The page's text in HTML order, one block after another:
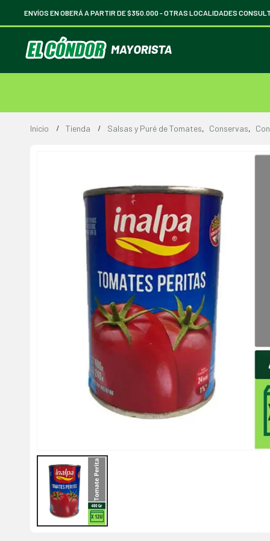
ENVÍOS EN OBERÁ A PARTIR DE $350.000 -OTRAS LOCALIDADES
Inicio Tienda Salsas y Puré de Tomates, Conservas,